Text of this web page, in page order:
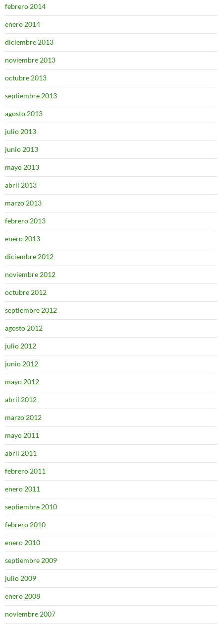
febrero 2014
enero 2014
diciembre 2013
noviembre 2013
octubre 2013
septiembre 2013
agosto 2013
julio 2013
junio 2013
mayo 2013
abril 2013
marzo 2013
febrero 2013
enero 2013
diciembre 2012
noviembre 2012
octubre 2012
septiembre 2012
agosto 2012
julio 2012
junio 2012
mayo 2012
abril 2012
marzo 2012
mayo 2011
abril 2011
febrero 2011
enero 2011
septiembre 2010
febrero 2010
enero 2010
septiembre 2009
julio 2009
enero 2008
noviembre 2007